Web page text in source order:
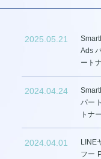
2025.05.21
Ads
ート
2024.04.24
パー
トナ
2024.04.01
LINE
フー